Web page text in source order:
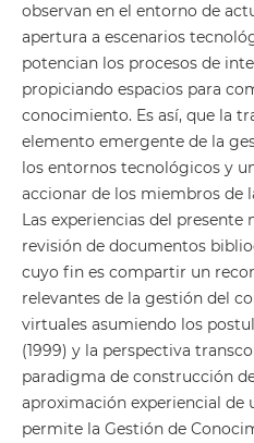
observan en el entorno de
apertura a escenarios
potencian los procesos de
propiciando espacios para
conocimiento. Es así, que la
elemento emergente de la
los entornos tecnológicos y
accionar de los miembros de
Las experiencias del
revisión de documentos
cuyo fin es compartir un
relevantes de la gestión del
virtuales asumiendo los
(1999) y la perspectiva
paradigma de construcción
aproximación experiencial de
permite la Gestión de